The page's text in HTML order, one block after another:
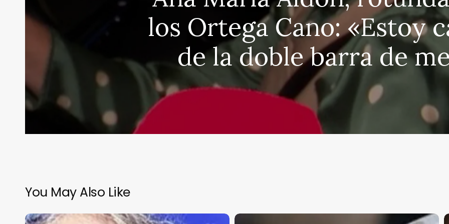
los Ortega Cano: «Estoy
de la doble barra de
You May Also Like
Muere Hiba